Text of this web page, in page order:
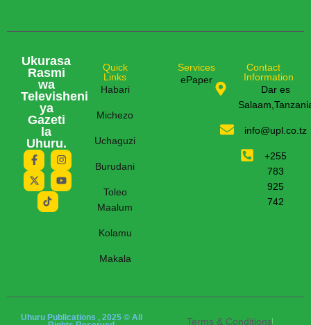
Ukurasa
Rasmi
wa
Televisheni
ya
Gazeti
la
Uhuru.
Quick
Links
Habari
Michezo
Uchaguzi
Burudani
Toleo
Maalum
Kolamu
Makala
Services
ePaper
Contact
Information
Dar es
info@upl.co.tz
+255
783
925
742
Uhuru Publications , 2025 © All
Terms & Conditions